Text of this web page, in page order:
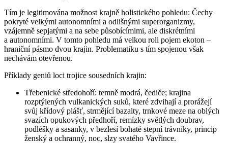
Tím je legitimována možnost krajně holistického pohledu: Čechy
pokryté velkými autonomními a odlišnými superorganizmy,
vzájemně sepjatými a na sebe působícímimi, ale diskrétními
a autonomními. V tomto pohledu má velkou roli pojem ekoton –
hraniční pásmo dvou krajin. Problematiku s tím spojenou však
nechávám otevřenou.
Příklady geniů loci trojice sousedních krajin:
Třebenické středohoří: temně modrá, čediče; krajina
rozptýlených vulkanických suků, které zdvihají a prorážejí
svůj křídový plášť, strmějící bazalty, trnkové meze na oblých
svazích opukových předhoří, remízky světlých doubrav,
podléšky a sasanky, v bezlesí bohaté stepní trávníky, princip
ženský a ochranný, noc, slzy svatého Vavřince.